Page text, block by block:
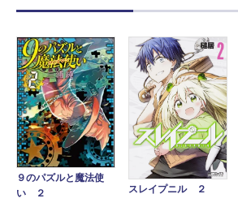
９のパズルと魔法使
い ２
スレイプニル ２